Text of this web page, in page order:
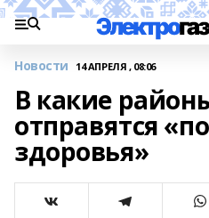
Новости 14 АПРЕЛЯ , 08:06
В какие
отправятся
здоровья»